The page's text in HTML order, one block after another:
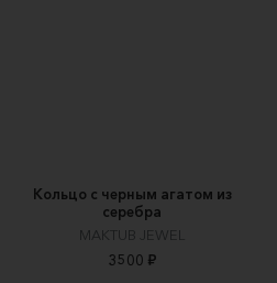
Кольцо с черным агатом из
серебра
MAKTUB JEWEL
3500 ₽